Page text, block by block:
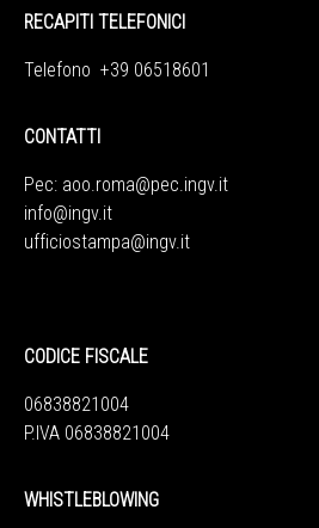
RECAPITI TELEFONICI
Telefono +39 06518601
CONTATTI
Pec: aoo.roma@pec.ingv.it
info@ingv.it
ufficiostampa@ingv.it
CODICE FISCALE
06838821004
P.IVA 06838821004
WHISTLEBLOWING